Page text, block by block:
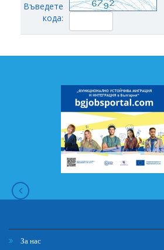
Въведете
кода:
За нас